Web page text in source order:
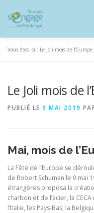
contenu
PROGRAMMES
RESSOURCES
SIGNALER UNE
Vous êtes ici : Le Joli mois de
Le Joli mois de
PUBLIÉ LE 9 MAI 2019
Mai, mois de
La Fête de l’Europe se
de Robert Schuman le 9 mai
étrangères proposa la
charbon et de l’acier, la
l’Italie, les Pays-Bas, la